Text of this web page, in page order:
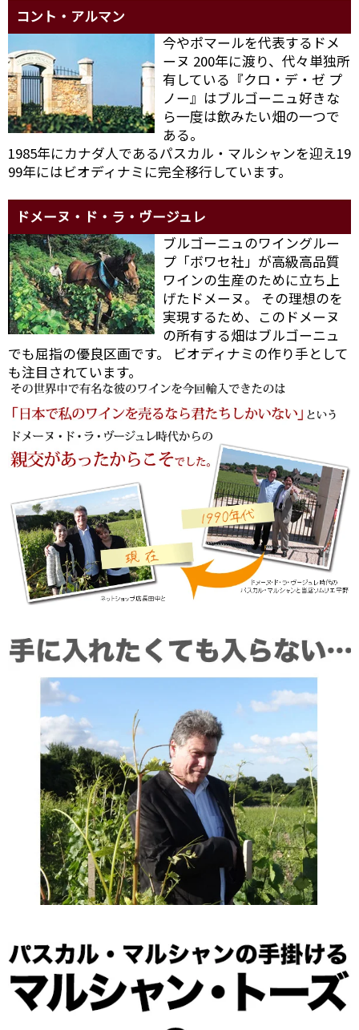
コント・アルマン
今やポマールを代表するドメ
ーヌ 200年に渡り、代々単独所
有している『クロ・デ・ゼ プ
ノー』はブルゴーニュ好きな
ら一度は飲みたい畑の一つで
ある。
1985年にカナダ人であるパスカル・マルシャンを迎え19
99年にはビオディナミに完全移行しています。
ドメーヌ・ド・ラ・ヴージュレ
ブルゴーニュのワイングルー
プ「ボワセ社」が高級高品質
ワインの生産のために立ち上
げたドメーヌ。 その理想のを
実現するため、このドメーヌ
の所有する畑はブルゴーニュ
でも屈指の優良区画です。 ビオディナミの作り手として
も注目されています。